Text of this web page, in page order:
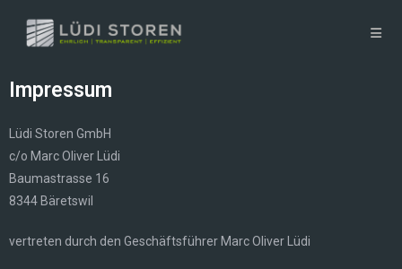
Impressum
Lüdi Storen GmbH
c/o Marc Oliver Lüdi
Baumastrasse 16
8344 Bäretswil
vertreten durch den Geschäftsführer Marc Oliver Lüdi